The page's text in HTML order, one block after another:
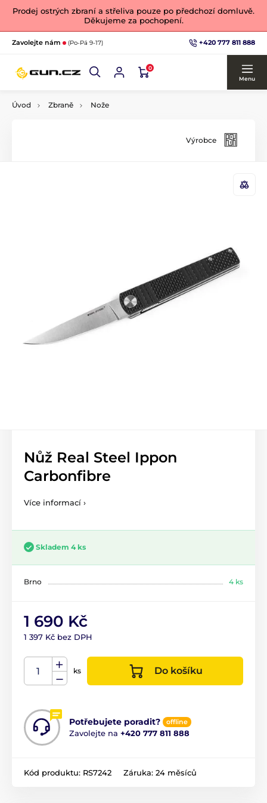
Prodej ostrých zbraní a střeliva pouze po předchozí domluvě.
Děkujeme za pochopení.
Zavolejte nám (Po-Pá 9-17) +420 777 811 888
0
Menu
Úvod Zbraně Nože
Výrobce
Nůž Real Steel Ippon
Carbonfibre
Více informací ›
Skladem 4 ks
Brno 4 ks
1 690 Kč
1 397 Kč bez DPH
ks Do košíku
Potřebujete poradit? offline
Zavolejte na +420 777 811 888
Kód produktu: RS7242 Záruka: 24 měsíců